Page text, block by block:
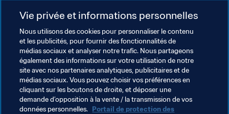
Vie privée et informations personnelles
Nous utilisons des cookies pour personnaliser le contenu
et les publicités, pour fournir des fonctionnalités de
médias sociaux et analyser notre trafic. Nous partageons
également des informations sur votre utilisation de notre
site avec nos partenaires analytiques, publicitaires et de
médias sociaux. Vous pouvez choisir vos préférences en
cliquant sur les boutons de droite, et déposer une
demande d’opposition à la vente / la transmission de vos
données personnelles. Portail de protection des